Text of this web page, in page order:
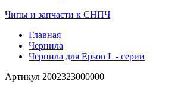
Чипы и запчасти к СНПЧ
Главная
Чернила
Чернила для Epson L - серии
Артикул 2002323000000